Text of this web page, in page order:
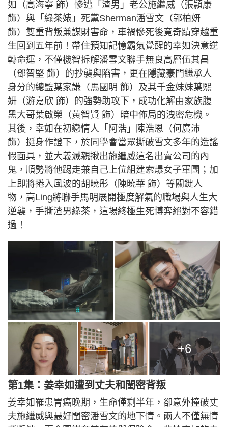
如（高海寧 飾）慘遭「渣男」老公施繼威（張頴康
飾）與「綠茶婊」死黨Sherman潘雪文（郭柏妍
飾）雙重背叛兼謀財害命，車禍慘死後竟奇蹟穿越重
生回到五年前！帶住預知記憶霸氣覺醒的幸如決意逆
轉命運，不僅機智拆解潘雪文聯手無良高層伍其昌
（鄧智堅 飾）的抄襲與陷害，更在隱藏豪門繼承人
身分的總監葉家謙（馬國明 飾）及其千金妹妹葉熙
妍（游嘉欣 飾）的強勢助攻下，成功化解由家族腹
黑大哥葉啟榮（黃智賢 飾）暗中佈局的洩密危機。
其後，幸如在初戀情人「阿浩」陳浩恩（何廣沛
飾）挺身作證下，於同學會當眾撕破雪文多年的造謠
假面具，並大義滅親揪出施繼威這名出賣公司的內
鬼，順勢將他踢走兼自己上位組建索爆女子軍團；加
上即將捲入風波的胡曉彤（陳曉華 飾）等關鍵人
物，高Ling將聯手馬明展開極度解氣的職場與人生大
逆襲，手撕渣男綠茶，這場終極生死博弈絕對不容錯
過！
+6
第1集：姜幸如遭到丈夫和閨密背叛
姜幸如罹患胃癌晚期，生命僅剩半年，卻意外撞破丈
夫施繼威與最好閨密潘雪文的地下情。兩人不僅無情